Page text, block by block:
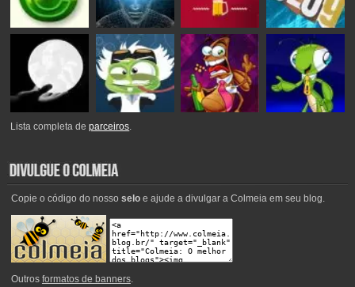
Lista completa deparceiros.
Copie o código do nosso seloe ajude a divulgar a Colmeia em seu blog.
Outros formatos de banners.